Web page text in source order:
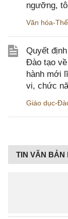
ngưỡng,
Văn hóa-
Quyết
Đào tạo
hành mới
vi, chức
Giáo dục-
TIN VĂN BẢN